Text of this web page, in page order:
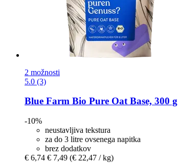
2 možnosti
5.0 (3)
Blue Farm Bio Pure Oat Base, 300 g
-10%
neustavljiva tekstura
za do 3 litre ovsenega napitka
brez dodatkov
€ 6,74 € 7,49 (€ 22,47 / kg)